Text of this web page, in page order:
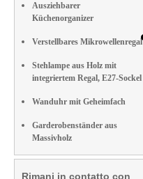
Ausziehbarer
Küchenorganizer
Verstellbares Mikrowellenregal
Stehlampe aus Holz mit
integriertem Regal, E27-Sockel
Wanduhr mit Geheimfach
Garderobenständer aus
Massivholz
Rimani in contatto con